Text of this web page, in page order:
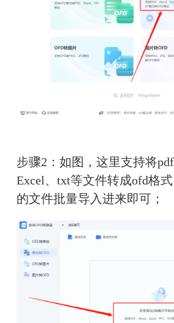
步骤2：如图，这里支持将pdf
Excel、txt等文件转成ofd格
的文件批量导入进来即可；